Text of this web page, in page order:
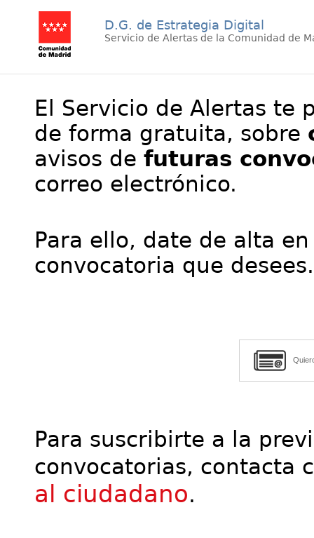
D.G. de Estrategia Digital
Servicio de Alertas de la Comunidad de
El Servicio de Alertas te
de forma gratuita, sobre
avisos de futuras
correo electrónico.
Para ello, date de alta
convocatoria que desees.
Para suscribirte a la
convocatorias, contacta
al ciudadano.